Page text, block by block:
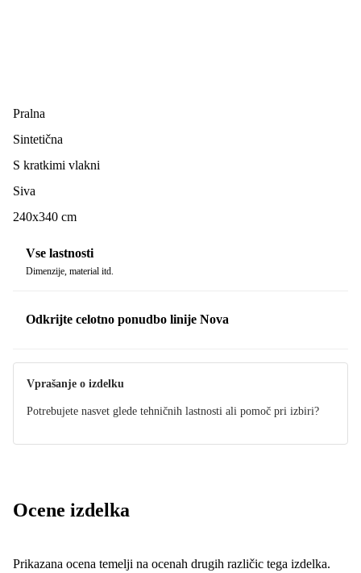
Pralna
Sintetična
S kratkimi vlakni
Siva
240x340 cm
Vse lastnosti
Dimenzije, material itd.
Odkrijte celotno ponudbo linije Nova
Vprašanje o izdelku
Potrebujete nasvet glede tehničnih lastnosti ali pomoč pri izbiri?
Ocene izdelka
Prikazana ocena temelji na ocenah drugih različic tega izdelka.